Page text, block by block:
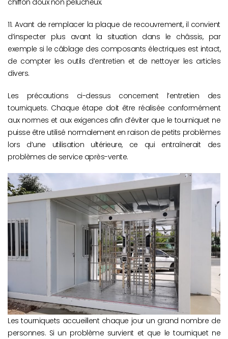
11. Avant de remplacer la plaque de recouvrement, il convient
d’inspecter plus avant la situation dans le châssis, par
exemple si le câblage des composants électriques est intact,
de compter les outils d’entretien et de nettoyer les articles
divers.
Les précautions ci-dessus concernent l’entretien des
tourniquets. Chaque étape doit être réalisée conformément
aux normes et aux exigences afin d’éviter que le tourniquet ne
puisse être utilisé normalement en raison de petits problèmes
lors d’une utilisation ultérieure, ce qui entraînerait des
problèmes de service après-vente.
Les tourniquets accueillent chaque jour un grand nombre de
personnes. Si un problème survient et que le tourniquet ne